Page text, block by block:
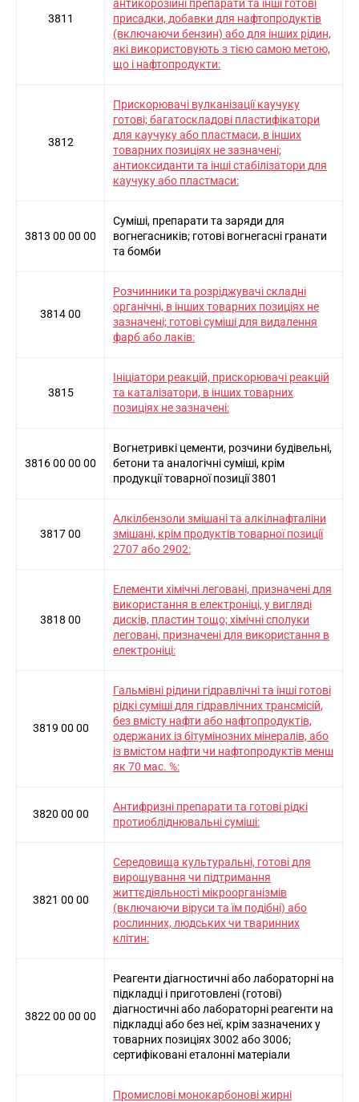
3811
антикорозійні препарати та інші готові
присадки, добавки для нафтопродуктів
(включаючи бензин) або для інших рідин,
які використовують з тією самою метою,
що і нафтопродукти:
3812
Прискорювачі вулканізації каучуку
готові; багатоскладові пластифікатори
для каучуку або пластмаси, в інших
товарних позиціях не зазначені;
антиоксиданти та інші стабілізатори для
каучуку або пластмаси:
3813 00 00 00
Суміші, препарати та заряди для
вогнегасників; готові вогнегасні гранати
та бомби
3814 00
Розчинники та розріджувачі складні
органічні, в інших товарних позиціях не
зазначені; готові суміші для видалення
фарб або лаків:
3815
Ініціатори реакцій, прискорювачі реакцій
та каталізатори, в інших товарних
позиціях не зазначені:
3816 00 00 00
Вогнетривкі цементи, розчини будівельні,
бетони та аналогічні суміші, крім
продукції товарної позиції 3801
3817 00
Алкілбензоли змішані та алкілнафталіни
змішані, крім продуктів товарної позиції
2707 або 2902:
3818 00
Елементи хімічні леговані, призначені для
використання в електроніці, у вигляді
дисків, пластин тощо; хімічні сполуки
леговані, призначені для використання в
електроніці:
3819 00 00
Гальмівні рідини гідравлічні та інші готові
рідкі суміші для гідравлічних трансмісій,
без вмісту нафти або нафтопродуктів,
одержаних із бітумінозних мінералів, або
із вмістом нафти чи нафтопродуктів менш
як 70 мас. %:
3820 00 00
Антифризні препарати та готові рідкі
протиобліднювальні суміші:
3821 00 00
Середовища культуральні, готові для
вирощування чи підтримання
життєдіяльності мікроорганізмів
(включаючи віруси та їм подібні) або
рослинних, людських чи тваринних
клітин:
3822 00 00 00
Реагенти діагностичні або лабораторні на
підкладці і приготовлені (готові)
діагностичні або лабораторні реагенти на
підкладці або без неї, крім зазначених у
товарних позиціях 3002 або 3006;
сертифіковані еталонні матеріали
Промислові монокарбонові жирні